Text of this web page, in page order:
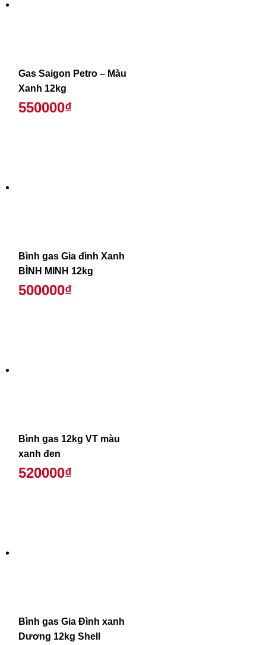
Gas Saigon Petro – Màu
Xanh 12kg
550000₫
Bình gas Gia đình Xanh
BÌNH MINH 12kg
500000₫
Bình gas 12kg VT màu
xanh đen
520000₫
Bình gas Gia Đình xanh
Dương 12kg Shell